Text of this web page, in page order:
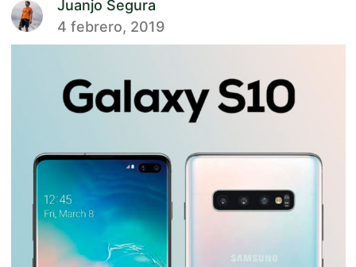
Juanjo Segura
4 febrero, 2019